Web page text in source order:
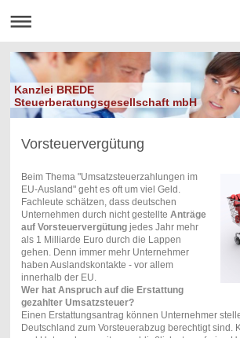
Kanzlei BREDE
Steuerberatungsgesellschaft mbH
Vorsteuervergütung
Beim Thema "Umsatzsteuerzahlungen im
EU-Ausland" geht es oft um viel Geld.
Fachleute schätzen, dass deutschen
Unternehmen durch nicht gestellte Anträge
auf Vorsteuervergütungjedes Jahr mehr
als 1 Milliarde Euro durch die Lappen
gehen. Denn immer mehr Unternehmer
haben Auslandskontakte - vor allem
innerhalb der EU.
Wer hat Anspruch auf die Erstattung
gezahlter Umsatzsteuer?
Einen Erstattungsantrag können Unternehmer
Deutschland zum Vorsteuerabzug berechtigt sind.